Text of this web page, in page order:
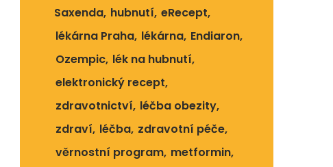
Saxenda hubnutí eRecept
lékárna Praha lékárna Endiaron
Ozempic lék na hubnutí
elektronický recept
zdravotnictví léčba obezity
zdraví léčba zdravotní péče
věrnostní program metformin